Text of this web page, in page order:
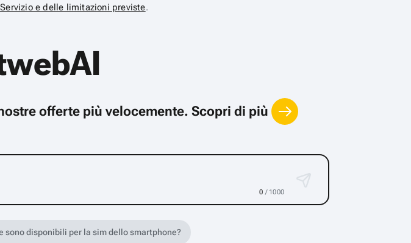
e delle limitazioni previste.
offerte più velocemente. Scopri di più
0 / 1000
sono disponibili per la sim dello smartphone?